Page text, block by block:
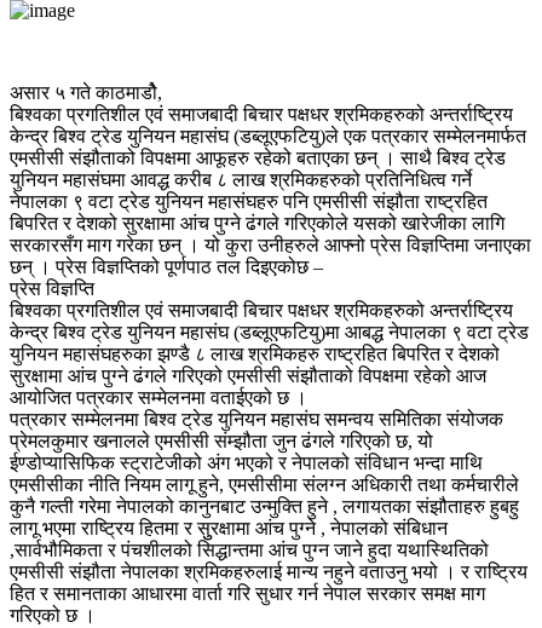
असार ५ गते काठमाडौे,
बिश्वका प्रगतिशील एवं समाजबादी बिचार पक्षधर श्रमिकहरुको अन्तर्राष्ट्रिय
केन्द्र बिश्व ट्रेड युनियन महासंघ (डब्लूएफटियु)ले एक पत्रकार सम्मेलनमार्फत
एमसीसी संझौताको विपक्षमा आफूहरु रहेको बताएका छन् । साथै बिश्व ट्रेड
युनियन महासंघमा आवद्ध करीब ८ लाख श्रमिकहरुको प्रतिनिधित्व गर्ने
नेपालका ९ वटा ट्रेड युनियन महासंघहरु पनि एमसीसी संझौता राष्ट्रहित
बिपरित र देशको सुरक्षामा आंच पुग्ने ढंगले गरिएकोले यसको खारेजीका लागि
सरकारसँग माग गरेका छन् । यो कुरा उनीहरुले आफ्नो प्रेस विज्ञप्तिमा जनाएका
छन् । प्रेस विज्ञप्तिको पूर्णपाठ तल दिइएकोछ –
प्रेस विज्ञप्ति
बिश्वका प्रगतिशील एवं समाजबादी बिचार पक्षधर श्रमिकहरुको अन्तर्राष्ट्रिय
केन्द्र बिश्व ट्रेड युनियन महासंघ (डब्लूएफटियु)मा आबद्ध नेपालका ९ वटा ट्रेड
युनियन महासंघहरुका झण्डै ८ लाख श्रमिकहरु राष्ट्रहित बिपरित र देशको
सुरक्षामा आंच पुग्ने ढंगले गरिएको एमसीसी संझौताको विपक्षमा रहेको आज
आयोजित पत्रकार सम्मेलनमा वताईएको छ ।
पत्रकार सम्मेलनमा बिश्व ट्रेड युनियन महासंघ समन्वय समितिका संयोजक
प्रेमलकुमार खनालले एमसीसी संम्झौता जुन ढंगले गरिएको छ, यो
ईण्डोप्यासिफिक स्ट्राटेजीको अंग भएको र नेपालको संविधान भन्दा माथि
एमसीसीका नीति नियम लागू हुने, एमसीसीमा संलग्न अधिकारी तथा कर्मचारीले
कुनै गल्ती गरेमा नेपालको कानुनबाट उन्मुक्ति हुने , लगायतका संझौताहरु हुबहु
लागू भएमा राष्ट्रिय हितमा र सुुरक्षामा आंच पुग्ने , नेपालको संबिधान
,सार्वभौमिकता र पंचशीलको सिद्धान्तमा आंच पुग्न जाने हुदा यथास्थितिको
एमसीसी संझौता नेपालका श्रमिकहरुलाई मान्य नहुने वताउनु भयो । र राष्ट्रिय
हित र समानताका आधारमा वार्ता गरि सुधार गर्न नेपाल सरकार समक्ष माग
गरिएको छ ।